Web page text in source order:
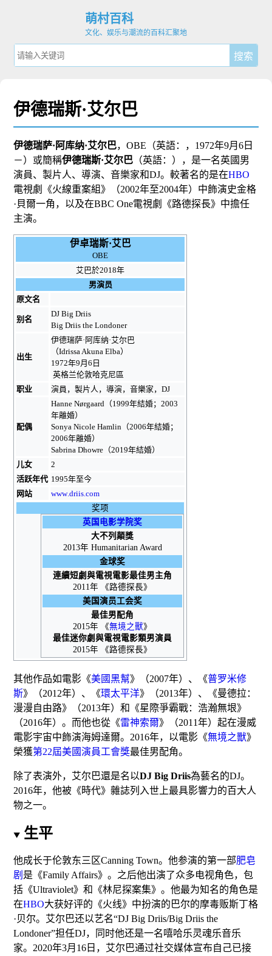
萌村百科
文化、娱乐与潮流的百科汇聚地
伊德瑞斯·艾尔巴
伊德瑞萨·阿库纳·艾尔巴，OBE （英語： ， 1972年9月6日
－）或簡稱伊德瑞斯·艾尔巴 （英語： ），是一名英國男
演員、製片人、導演、音樂家和DJ。較著名的是在HBO
電視劇《火線重案組》（2002年至2004年）中飾演史金格
·貝爾一角，以及在BBC One電視劇《路德探長》中擔任
主演。
伊卓瑞斯·艾巴
OBE
艾巴於2018年
男演员
原文名
别名
DJ Big Driis
Big Driis the Londoner
出生
伊德瑞萨·阿库纳·艾尔巴
（Idrissa Akuna Elba）
1972年9月6日
英格兰伦敦哈克尼區
职业
演員，製片人，導演，音樂家，DJ
配偶
Hanne Nørgaard （1999年結婚；2003
年離婚）
Sonya Nicole Hamlin （2006年結婚；
2006年離婚）
Sabrina Dhowre （2019年結婚）
儿女
2
活跃年代 1995年至今
网站
www.driis.com
奖项
英国电影学院奖
大不列顛獎
2013年 Humanitarian Award
金球奖
連續短劇與電視電影最佳男主角
2011年 《路德探長》
美国演员工会奖
最佳男配角
2015年 《無境之獸》
最佳迷你劇與電視電影類男演員
2015年 《路德探長》
其他作品如電影《美國黑幫》（2007年）、《普罗米修
斯》（2012年）、《環太平洋》（2013年）、《曼德拉：
漫漫自由路》（2013年）和《星際爭霸戰：浩瀚無垠》
（2016年）。而他也從《雷神索爾》（2011年）起在漫威
電影宇宙中飾演海姆達爾。2016年，以電影《無境之獸》
榮獲第22屆美國演員工會獎最佳男配角。
除了表演外，艾尔巴還是名以DJ Big Driis為藝名的DJ。
2016年，他被《時代》雜誌列入世上最具影響力的百大人
物之一。
生平
他成长于伦敦东三区Canning Town。他参演的第一部肥皂
剧 是《Family Affairs》。 之后他出演了众多电视角色，包
括《Ultraviolet》和《林尼探案集》。他最为知名的角色是
在HBO大获好评的《火线》中扮演的巴尔的摩毒贩斯丁格
·贝尔。 艾尔巴还以艺名“DJ Big Driis/Big Driis the
Londoner”担任DJ，同时他还是一名嘻哈乐灵魂乐音乐
家。2020年3月16日，艾尔巴通过社交媒体宣布自己已接